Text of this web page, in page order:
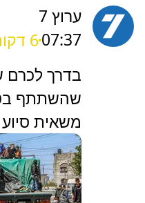
ערוץ 7
07:376 דקות
‏בדרך לכרם
שהשתתף
משאית סיוע